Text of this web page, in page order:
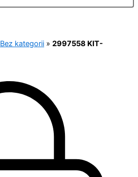
Bez kategorii » 2997558 KIT-